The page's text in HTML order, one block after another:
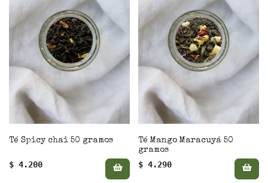
Té Spicy chai 50 gramos
$ 4.200
Té Mango Maracuyá 50
gramos
$ 4.290